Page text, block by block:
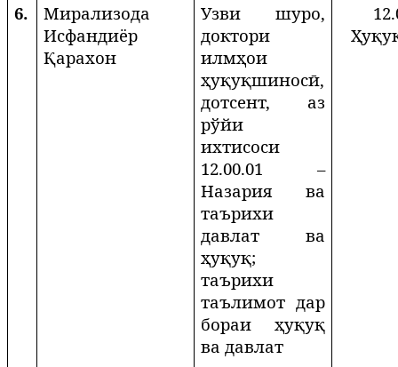
6.
Мирализода
Исфандиёр
Қарахон
Узви шуро,
доктори
илмҳои
ҳуқуқшиносӣ,
дотсент, аз
рўйи
ихтисоси
12.00.01 –
Назария ва
таърихи
давлат ва
ҳуқуқ;
таърихи
таълимот дар
бораи ҳуқуқ
ва давлат